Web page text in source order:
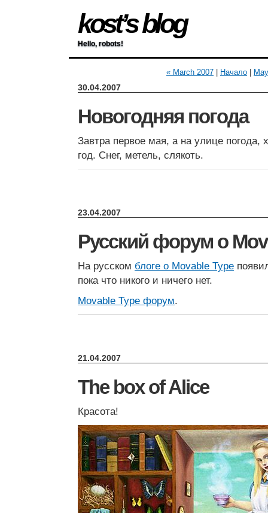
kost’s blog
Hello, robots!
« March 2007 Начало
30.04.2007
Новогодняя погода
Завтра первое мая, а на улице
год. Снег, метель, слякоть.
23.04.2007
Русский форум о
На русском блоге о Movable Type
пока что никого и ничего нет.
Movable Type форум.
21.04.2007
The box of Alice
Красота!